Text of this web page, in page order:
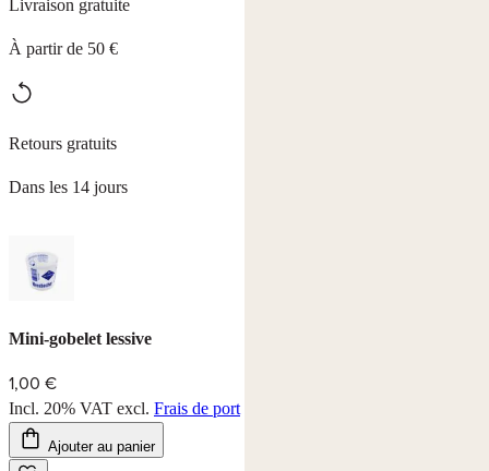
Livraison gratuite
À partir de 50 €
Retours gratuits
Dans les 14 jours
Mini-gobelet lessive
1,00 €
Incl. 20% VAT excl. Frais de port
Ajouter au panier